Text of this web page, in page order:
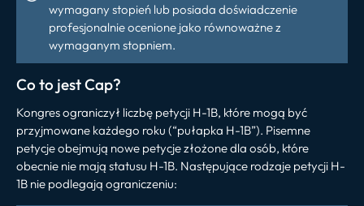
wymagany stopień lub posiada doświadczenie
profesjonalnie ocenione jako równoważne z
wymaganym stopniem.
Co to jest Cap?
Kongres ograniczył liczbę petycji H-1B, które mogą być
przyjmowane każdego roku (“pułapka H-1B”). Pisemne
petycje obejmują nowe petycje złożone dla osób, które
obecnie nie mają statusu H-1B. Następujące rodzaje petycji H-
1B nie podlegają ograniczeniu: